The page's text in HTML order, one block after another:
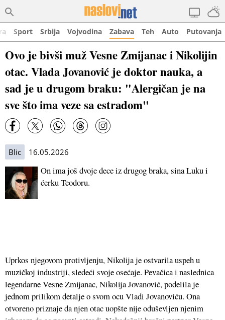
Sport Srbija Vojvodina Zabava Teh Auto Putovanja
Ovo je bivši muž Vesne Zmijanac i Nikolijin
otac. Vlada Jovanović je doktor nauka, a
sad je u drugom braku: "Alergičan je na
sve što ima veze sa estradom"
Blic 16.05.2026
On ima još dvoje dece iz drugog braka, sina Luku i
ćerku Teodoru.
Uprkos njegovom protivljenju, Nikolija je ostvarila uspeh u
muzičkoj industriji, sledeći svoje osećaje. Pevačica i naslednica
legendarne Vesne Zmijanac, Nikolija Jovanović, podelila je
jednom prilikom detalje o svom ocu Vladi Jovanoviću. Ona
otvoreno priznaje da njen otac uopšte nije oduševljen njenim